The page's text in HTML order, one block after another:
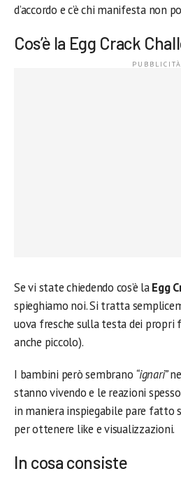
d’accordo e c’è chi manifesta non
Cos’è la Egg Crack
Se vi state chiedendo cos’è laEgg
spieghiamo noi. Si tratta
uova fresche sulla testa dei propri
anche piccolo).
I bambini però sembrano “ignari”
stanno vivendo e le reazioni
in maniera inspiegabile pare fatto
per ottenere like e visualizzazioni.
In cosa consiste